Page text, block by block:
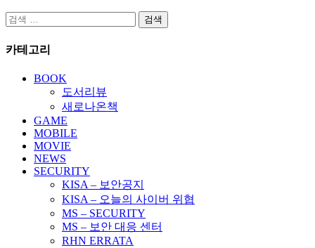
검
카테고리
BOOK
도서리뷰
새로나온책
GAME
MOBILE
MOVIE
NEWS
SECURITY
KISA – 보안공지
KISA – 오늘의 사이버 위협
MS – SECURITY
MS – 보안 대응 센터
RHN ERRATA